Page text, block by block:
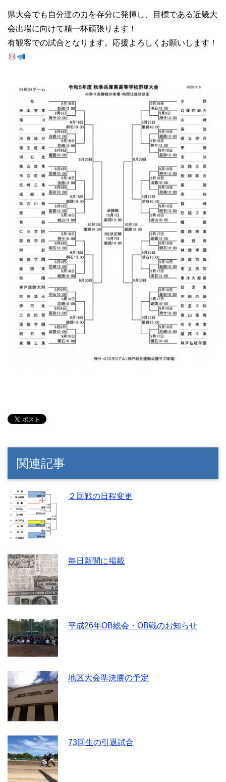
県大会でも自分達の力を存分に発揮し、目標である近畿大
会出場に向けて精一杯頑張ります！
有観客での試合となります。応援よろしくお願いします！
関連記事
２回戦の日程変更
毎日新聞に掲載
平成26年OB総会・OB戦のお知らせ
地区大会準決勝の予定
73回生の引退試合